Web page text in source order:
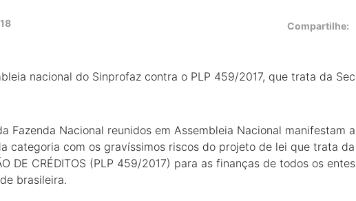
Compartilhe:
nacional do Sinprofaz contra o PLP 459/2017, que trata da
Fazenda Nacional reunidos em Assembleia Nacional manifestam a
categoria com os gravíssimos riscos do projeto de lei que trata da
DE CRÉDITOS (PLP 459/2017) para as finanças de todos os
brasileira.